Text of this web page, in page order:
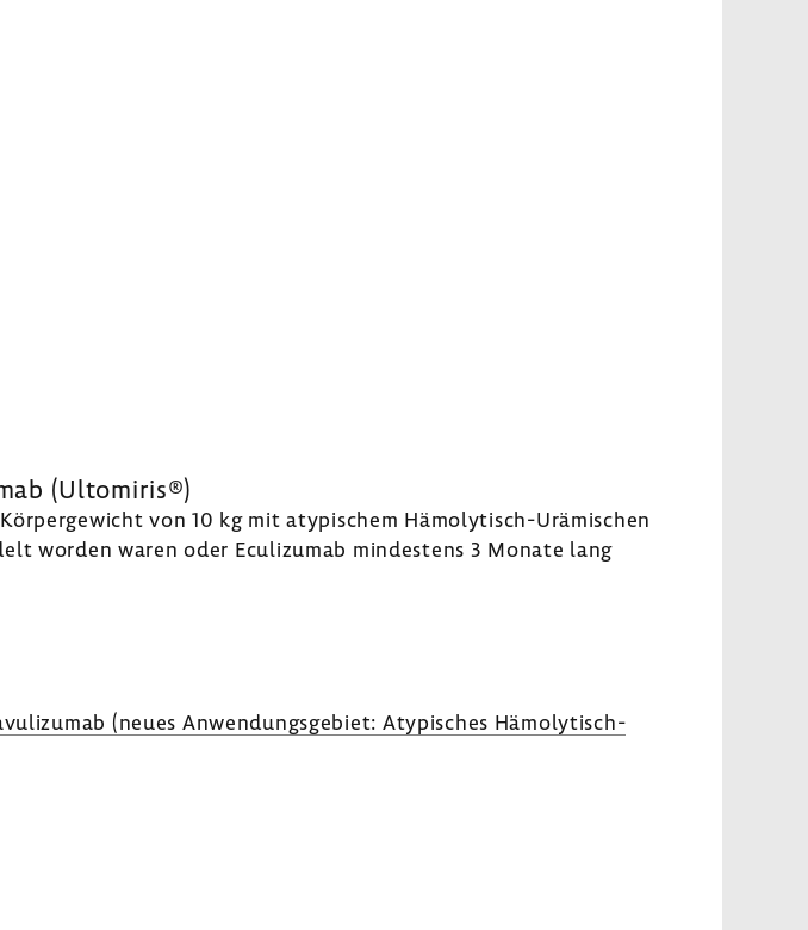
(Ulto­miris®)
von 10 kg mit atypi­schem Hämolytisch-​Urämischen
worden waren oder Eculi­zumab mindes­tens 3 Monate lang
(neues Anwen­dungs­ge­biet: Atypi­sches Hämolytisch-​